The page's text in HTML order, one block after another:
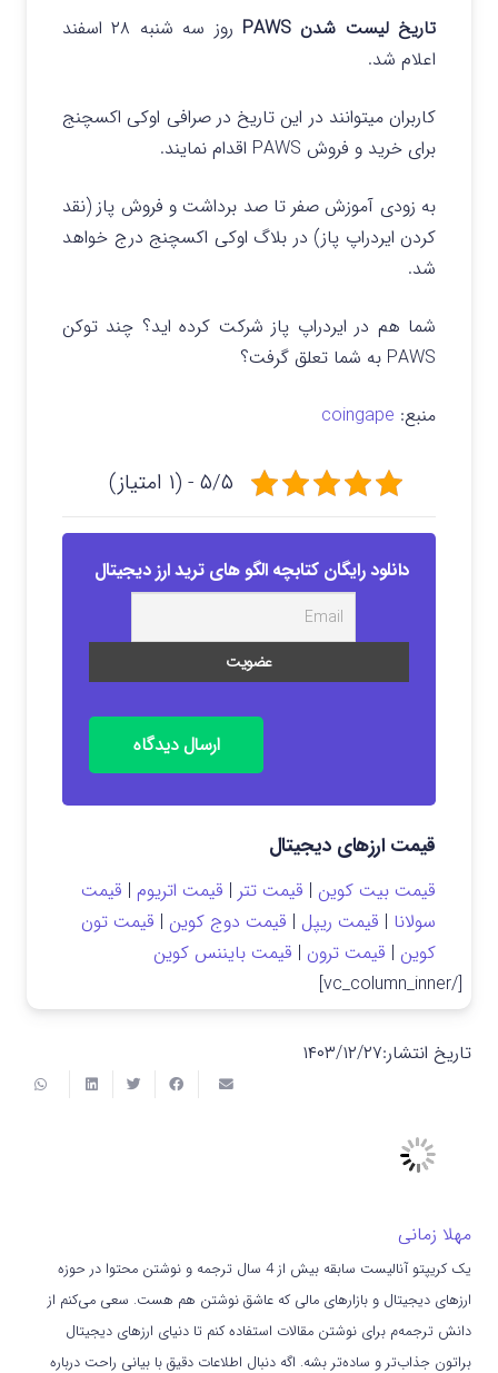
تاریخ لیست شدن PAWS
روز سه شنبه ۲۸ اسفند
اعلام شد.
کاربران میتوانند در این تاریخ در صرافی اوکی اکسچنج
برای خرید و فروش PAWS اقدام نمایند.
به زودی آموزش صفر تا صد برداشت و فروش پاز (نقد
کردن ایردراپ پاز) در بلاگ اوکی اکسچنج درج خواهد
شد.
شما هم در ایردراپ پاز شرکت کرده اید؟ چند توکن
PAWS به شما تعلق گرفت؟
منبع: coingape
۵/۵ - (۱ امتیاز)
دانلود رایگان کتابچه الگو های ترید ارز دیجیتال
ارسال دیدگاه
قیمت ارزهای دیجیتال
قیمت بیت کوین | قیمت تتر | قیمت اتریوم | قیمت
سولانا | قیمت ریپل | قیمت دوج کوین | قیمت تون
کوین | قیمت ترون | قیمت بایننس کوین
[/vc_column_inner]
تاریخ انتشار:۱۴۰۳/۱۲/۲۷
مهلا زمانی
یک کریپتو آنالیست سابقه بیش از 4 سال ترجمه و نوشتن محتوا در حوزه
ارزهای دیجیتال و بازارهای مالی که عاشق نوشتن هم هست. سعی می‌کنم از
دانش ترجمه‌م برای نوشتن مقالات استفاده کنم تا دنیای ارزهای دیجیتال
براتون جذاب‌تر و ساده‌تر بشه. اگه دنبال اطلاعات دقیق با بیانی راحت درباره